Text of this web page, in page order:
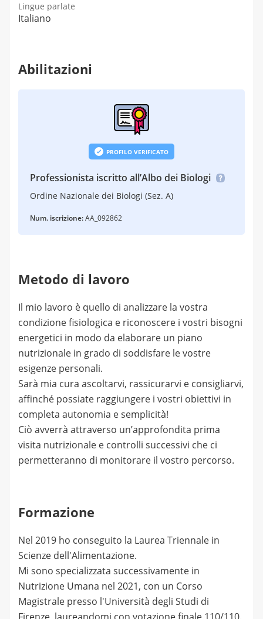
Lingue parlate
Italiano
Abilitazioni
PROFILO VERIFICATO
Professionista iscritto all’Albo dei Biologi
Ordine Nazionale dei Biologi (Sez. A)
Num. iscrizione:AA_092862
Metodo di lavoro
Il mio lavoro è quello di analizzare la vostra
condizione fisiologica e riconoscere i vostri bisogni
energetici in modo da elaborare un piano
nutrizionale in grado di soddisfare le vostre
esigenze personali.
Sarà mia cura ascoltarvi, rassicurarvi e consigliarvi,
affinché possiate raggiungere i vostri obiettivi in
completa autonomia e semplicità!
Ciò avverrà attraverso un’approfondita prima
visita nutrizionale e controlli successivi che ci
permetteranno di monitorare il vostro percorso.
Formazione
Nel 2019 ho conseguito la Laurea Triennale in
Scienze dell'Alimentazione.
Mi sono specializzata successivamente in
Nutrizione Umana nel 2021, con un Corso
Magistrale presso l'Università degli Studi di